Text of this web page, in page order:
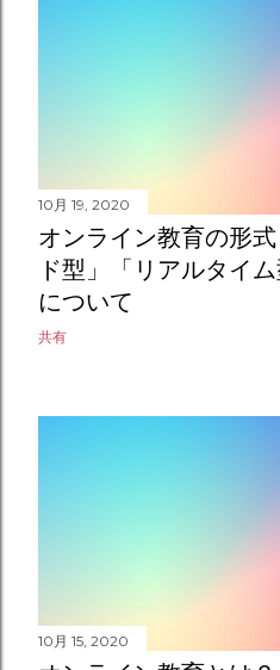
10月 19, 2020
オンライン教育の形
ド型」「リアルタイ
について
共有
10月 15, 2020